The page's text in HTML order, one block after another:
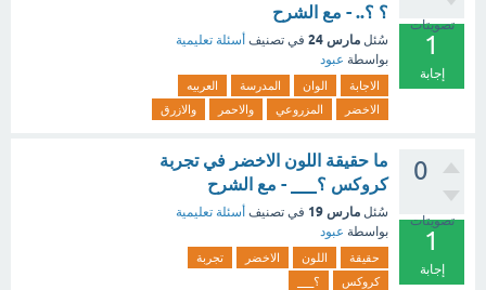
تصويتات
1
إجابة
؟ ؟.. - مع الشرح
سُئل مارس 24 في تصنيف أسئلة تعليمية
بواسطة عبود
الاجابة الوان المدرسة
العربيه
الاخضر
المزروعي والاحمر والازرق
0
تصويتات
1
إجابة
ما حقيقة اللون الاخضر في تجربة
كروكس ؟___ - مع الشرح
سُئل مارس 19 في تصنيف أسئلة تعليمية
بواسطة عبود
حقيقة اللون الاخضر
تجربة
كروكس
؟___